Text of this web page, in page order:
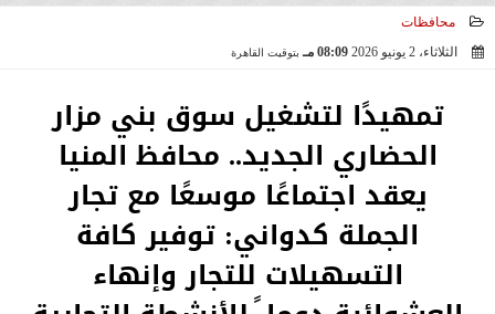
محافظات
الثلاثاء، 2 يونيو 2026
08:09 مـ بتوقيت القاهرة
تمهيدًا لتشغيل سوق بني مزار
الحضاري الجديد.. محافظ المنيا
يعقد اجتماعًا موسعًا مع تجار
الجملة كدواني: توفير كافة
التسهيلات للتجار وإنهاء